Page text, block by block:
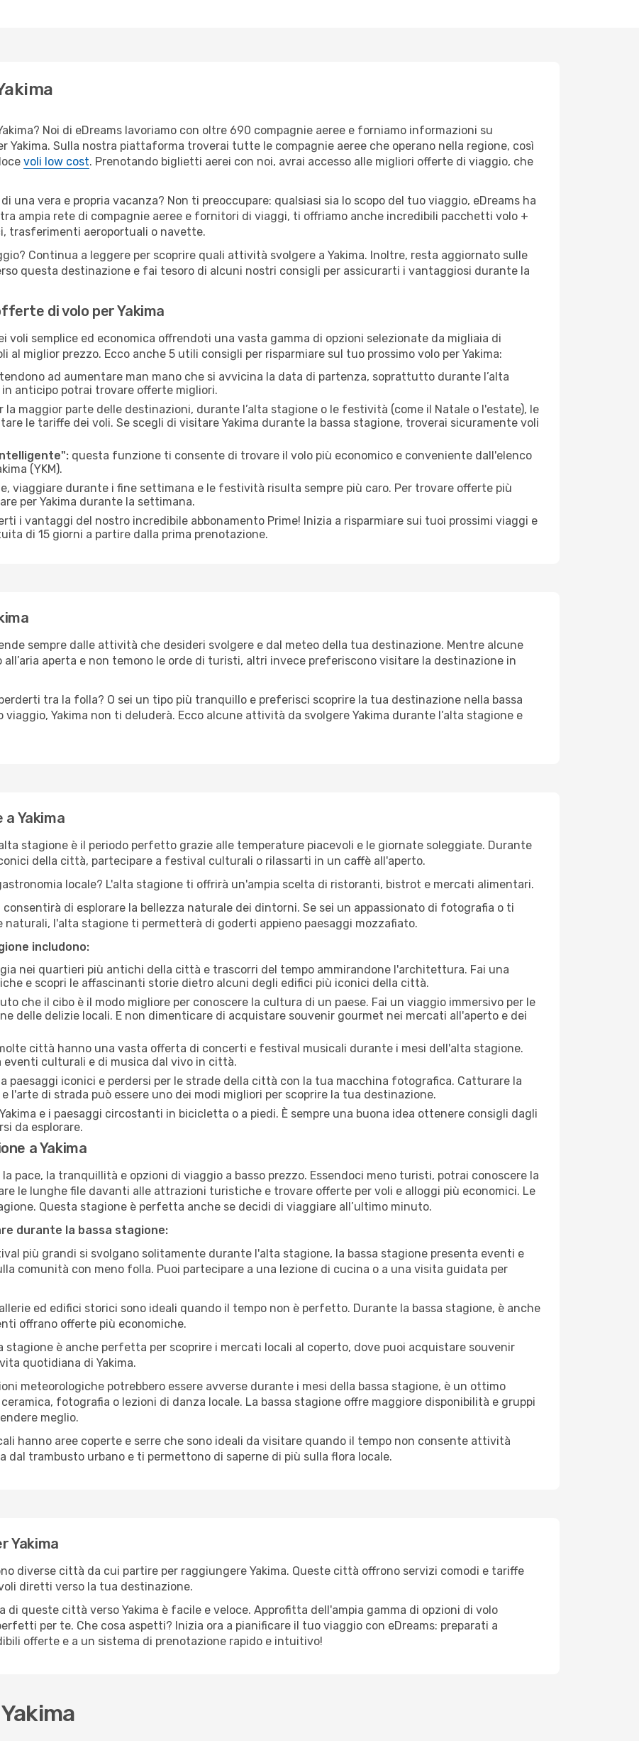
Noi di eDreams lavoriamo con oltre 690 compagnie aeree e forniamo informazioni su
Yakima. Sulla nostra piattaforma troverai tutte le compagnie aeree che operano nella regione, così
voli low cost. Prenotando biglietti aerei con noi, avrai accesso alle migliori offerte di viaggio, che
una vera e propria vacanza? Non ti preoccupare: qualsiasi sia lo scopo del tuo viaggio, eDreams ha
ampia rete di compagnie aeree e fornitori di viaggi, ti offriamo anche incredibili pacchetti volo +
trasferimenti aeroportuali o navette.
Continua a leggere per scoprire quali attività svolgere a Yakima. Inoltre, resta aggiornato sulle
questa destinazione e fai tesoro di alcuni nostri consigli per assicurarti i vantaggiosi durante la
di volo per Yakima
voli semplice ed economica offrendoti una vasta gamma di opzioni selezionate da migliaia di
al miglior prezzo. Ecco anche 5 utili consigli per risparmiare sul tuo prossimo volo per Yakima:
ad aumentare man mano che si avvicina la data di partenza, soprattutto durante l’alta
anticipo potrai trovare offerte migliori.
la maggior parte delle destinazioni, durante l’alta stagione o le festività (come il Natale o l'estate), le
le tariffe dei voli. Se scegli di visitare Yakima durante la bassa stagione, troverai sicuramente voli
questa funzione ti consente di trovare il volo più economico e conveniente dall'elenco
(YKM).
viaggiare durante i fine settimana e le festività risulta sempre più caro. Per trovare offerte più
per Yakima durante la settimana.
i vantaggi del nostro incredibile abbonamento Prime! Inizia a risparmiare sui tuoi prossimi viaggi e
di 15 giorni a partire dalla prima prenotazione.
sempre dalle attività che desideri svolgere e dal meteo della tua destinazione. Mentre alcune
aperta e non temono le orde di turisti, altri invece preferiscono visitare la destinazione in
tra la folla? O sei un tipo più tranquillo e preferisci scoprire la tua destinazione nella bassa
Yakima non ti deluderà. Ecco alcune attività da svolgere Yakima durante l’alta stagione e
Yakima
stagione è il periodo perfetto grazie alle temperature piacevoli e le giornate soleggiate. Durante
della città, partecipare a festival culturali o rilassarti in un caffè all'aperto.
locale? L'alta stagione ti offrirà un'ampia scelta di ristoranti, bistrot e mercati alimentari.
di esplorare la bellezza naturale dei dintorni. Se sei un appassionato di fotografia o ti
l'alta stagione ti permetterà di goderti appieno paesaggi mozzafiato.
includono:
nei quartieri più antichi della città e trascorri del tempo ammirandone l'architettura. Fai una
e scopri le affascinanti storie dietro alcuni degli edifici più iconici della città.
che il cibo è il modo migliore per conoscere la cultura di un paese. Fai un viaggio immersivo per le
delle delizie locali. E non dimenticare di acquistare souvenir gourmet nei mercati all'aperto e dei
città hanno una vasta offerta di concerti e festival musicali durante i mesi dell'alta stagione.
eventi culturali e di musica dal vivo in città.
paesaggi iconici e perdersi per le strade della città con la tua macchina fotografica. Catturare la
di strada può essere uno dei modi migliori per scoprire la tua destinazione.
e i paesaggi circostanti in bicicletta o a piedi. È sempre una buona idea ottenere consigli dagli
da esplorare.
a Yakima
pace, la tranquillità e opzioni di viaggio a basso prezzo. Essendoci meno turisti, potrai conoscere la
le lunghe file davanti alle attrazioni turistiche e trovare offerte per voli e alloggi più economici. Le
Questa stagione è perfetta anche se decidi di viaggiare all’ultimo minuto.
durante la bassa stagione:
più grandi si svolgano solitamente durante l'alta stagione, la bassa stagione presenta eventi e
comunità con meno folla. Puoi partecipare a una lezione di cucina o a una visita guidata per
ed edifici storici sono ideali quando il tempo non è perfetto. Durante la bassa stagione, è anche
offrano offerte più economiche.
stagione è anche perfetta per scoprire i mercati locali al coperto, dove puoi acquistare souvenir
quotidiana di Yakima.
meteorologiche potrebbero essere avverse durante i mesi della bassa stagione, è un ottimo
fotografia o lezioni di danza locale. La bassa stagione offre maggiore disponibilità e gruppi
meglio.
hanno aree coperte e serre che sono ideali da visitare quando il tempo non consente attività
dal trambusto urbano e ti permettono di saperne di più sulla flora locale.
Yakima
diverse città da cui partire per raggiungere Yakima. Queste città offrono servizi comodi e tariffe
diretti verso la tua destinazione.
di queste città verso Yakima è facile e veloce. Approfitta dell'ampia gamma di opzioni di volo
per te. Che cosa aspetti? Inizia ora a pianificare il tuo viaggio con eDreams: preparati a
offerte e a un sistema di prenotazione rapido e intuitivo!